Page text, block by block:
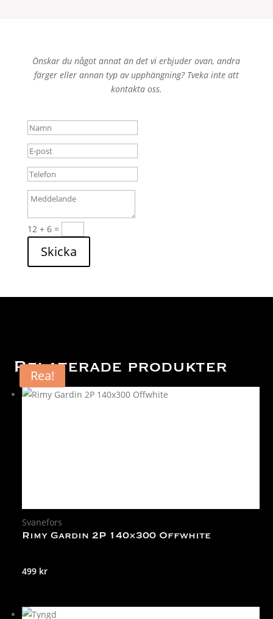
Önskar du något annat än det vi erbjuder ovan, andra
färger eller annan typ av upphängning? Tveka inte att
kontakta oss.
12 + 6=
Skicka
Relaterade produkter
Svanefors
Rimy Gardin 2P 140×300 Offwhite
499 kr
Rea!